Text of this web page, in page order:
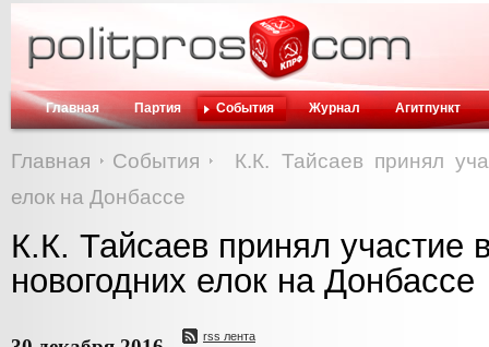
Главная Партия События Журнал Агитпункт
Главная События
К.К. Тайсаев принял
елок на Донбассе
К.К. Тайсаев принял участие
новогодних елок на Донбассе
rss лента